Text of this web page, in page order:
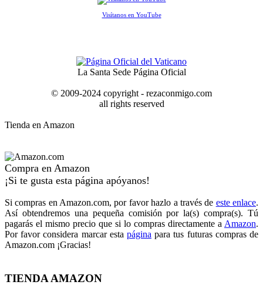
Visítanos en YouTube
La Santa Sede Página Oficial
© 2009-2024 copyright - rezaconmigo.com
all rights reserved
Tienda en Amazon
Compra en Amazon
¡Si te gusta esta página apóyanos!
Si compras en Amazon.com, por favor hazlo a través de este enlace.
Así obtendremos una pequeña comisión por la(s) compra(s). Tú
pagarás el mismo precio que si lo compras directamente a Amazon.
Por favor considera marcar esta página para tus futuras compras de
Amazon.com ¡Gracias!
TIENDA AMAZON